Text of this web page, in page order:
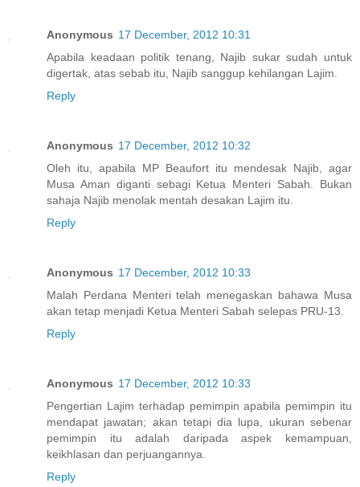
Anonymous 17 December, 2012 10:31
Apabila keadaan politik tenang, Najib sukar sudah untuk
digertak, atas sebab itu, Najib sanggup kehilangan Lajim.
Reply
Anonymous 17 December, 2012 10:32
Oleh itu, apabila MP Beaufort itu mendesak Najib, agar
Musa Aman diganti sebagi Ketua Menteri Sabah. Bukan
sahaja Najib menolak mentah desakan Lajim itu.
Reply
Anonymous 17 December, 2012 10:33
Malah Perdana Menteri telah menegaskan bahawa Musa
akan tetap menjadi Ketua Menteri Sabah selepas PRU-13.
Reply
Anonymous 17 December, 2012 10:33
Pengertian Lajim terhadap pemimpin apabila pemimpin itu
mendapat jawatan; akan tetapi dia lupa, ukuran sebenar
pemimpin itu adalah daripada aspek kemampuan,
keikhlasan dan perjuangannya.
Reply